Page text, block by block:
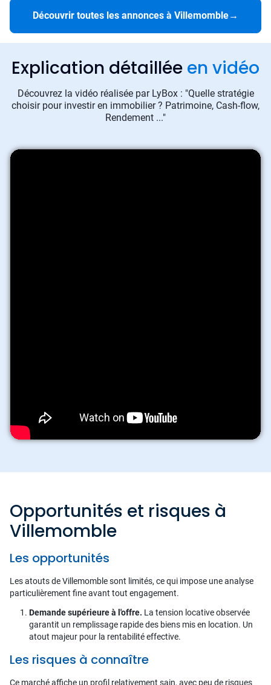
Découvrir toutes les annonces à Villemomble→
Explication détaillée en vidéo
Découvrez la vidéo réalisée par LyBox : "Quelle stratégie
choisir pour investir en immobilier ? Patrimoine, Cash-flow,
Rendement ..."
Opportunités et risques à
Villemomble
Les opportunités
Les atouts de Villemomble sont limités, ce qui impose une analyse
particulièrement fine avant tout engagement.
Demande supérieure à l'offre. La tension locative observée
garantit un remplissage rapide des biens mis en location. Un
atout majeur pour la rentabilité effective.
Les risques à connaître
Ce marché affiche un profil relativement sain, avec peu de risques